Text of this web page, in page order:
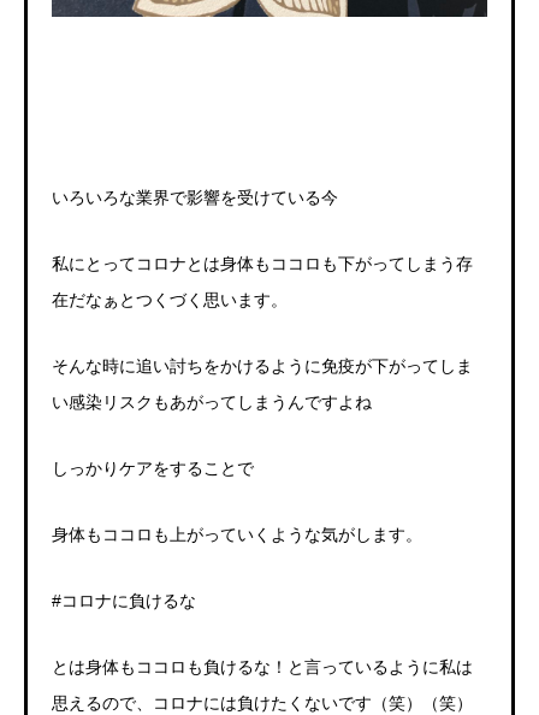
いろいろな業界で影響を受けている今
私にとってコロナとは身体もココロも下がってしまう存
在だなぁとつくづく思います。
そんな時に追い討ちをかけるように免疫が下がってしま
い感染リスクもあがってしまうんですよね
しっかりケアをすることで
身体もココロも上がっていくような気がします。
#コロナに負けるな
とは身体もココロも負けるな！と言っているように私は
思えるので、コロナには負けたくないです（笑）（笑）